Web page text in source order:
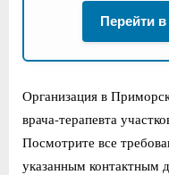
Перейти
Организация в
врача-терапевта
Посмотрите все
указанным контактным